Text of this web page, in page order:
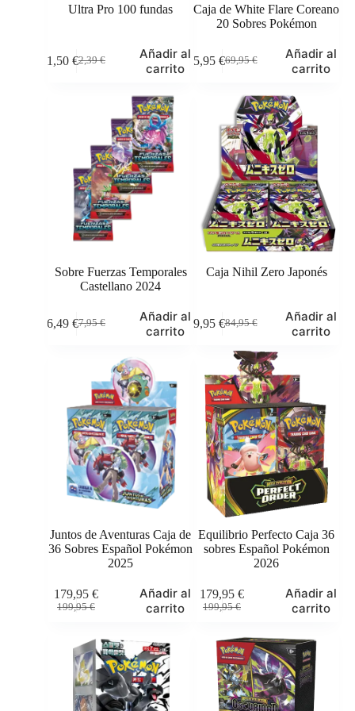
Ultra Pro 100 fundas
2,39€
El
1,50 €El
Añadir al
carrito
Caja de White Flare Coreano
20 Sobres Pokémon
69,95€
El
original
era:
69,95 €.
65,95 €El
actual
65,95 €.
Añadir al
carrito
Sobre Fuerzas Temporales
Castellano 2024
7,95€
El
7,95 €.
6,49 €El
6,49 €.
Añadir al
carrito
Caja Nihil Zero Japonés
84,95€
El
original
era:
84,95 €.
69,95 €El
actual
es:
69,95 €.
Añadir al
carrito
Juntos de Aventuras Caja de
36 Sobres Español Pokémon
2025
199,95€
El
era:
199,95 €.
179,95 €
El
es:
179,95 €.
Añadir al
carrito
Equilibrio Perfecto Caja 36
sobres Español Pokémon
2026
199,95€
El
original
era:
199,95 €.
179,95 €
El
actual
es:
179,95 €.
Añadir al
carrito